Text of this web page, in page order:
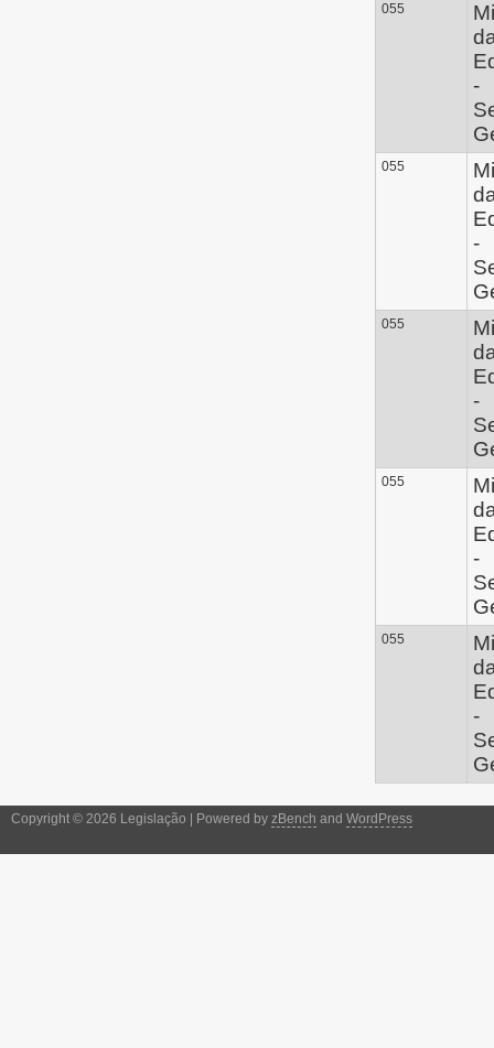
055
-
055
-
055
-
055
-
055
-
Copyright © 2026 Legislação | Powered by zBench and WordPress